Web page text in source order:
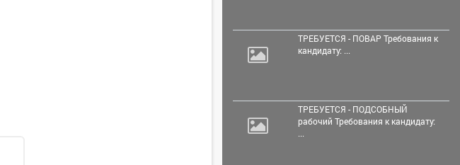
ТРЕБУЕТСЯ - ПОВАР Требования к
кандидату: ...
ТРЕБУЕТСЯ - ПОДСОБНЫЙ
рабочий Требования к кандидату:
...